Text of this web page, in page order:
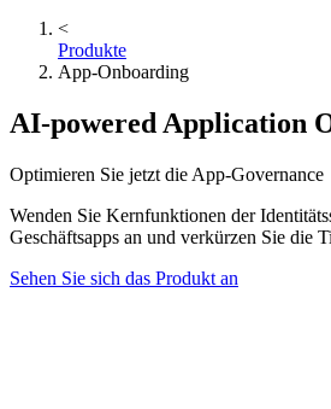
<
Produkte
App-Onboarding
AI-powered Application
Optimieren Sie jetzt die App-Governance
Wenden Sie Kernfunktionen der
Geschäftsapps an und verkürzen Sie die
Sehen Sie sich das Produkt an